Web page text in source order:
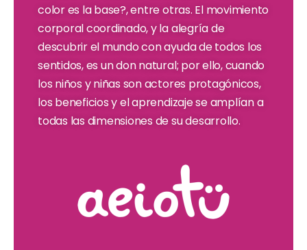
color es la base?, entre otras. El movimiento
corporal coordinado, y la alegría de
descubrir el mundo con ayuda de todos los
sentidos, es un don natural; por ello, cuando
los niños y niñas son actores protagónicos,
los beneficios y el aprendizaje se amplían a
todas las dimensiones de su desarrollo.